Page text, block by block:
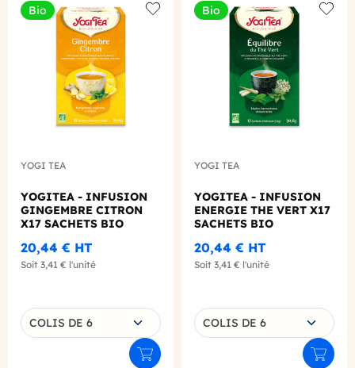
Bio
Add to wishlist
YOGI TEA
YOGITEA - INFUSION
GINGEMBRE CITRON
X17 SACHETS BIO
20,44 € HT
Soit 3,41 € l'unité
Choisissez une déclinaison
COLIS DE 6
Ajouter au panier
Bio
YOGI TEA
YOGITEA - INFUSION
ENERGIE THE VERT X17
SACHETS BIO
20,44 € HT
Soit 3,41 € l'unité
Choisissez une déclinaison
COLIS DE 6